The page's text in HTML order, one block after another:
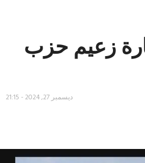
زعيم حزب
ديسمبر 27, 2024 - 21:15